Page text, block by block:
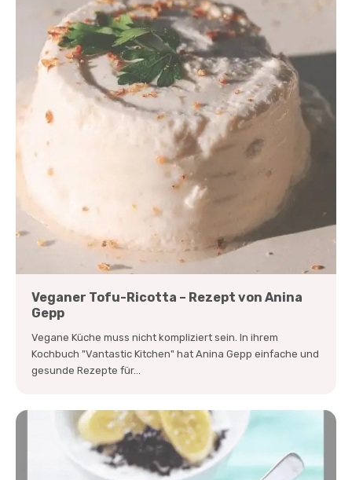
Veganer Tofu-Ricotta – Rezept von Anina
Gepp
Vegane Küche muss nicht kompliziert sein. In ihrem
Kochbuch "Vantastic Kitchen" hat Anina Gepp einfache und
gesunde Rezepte für...